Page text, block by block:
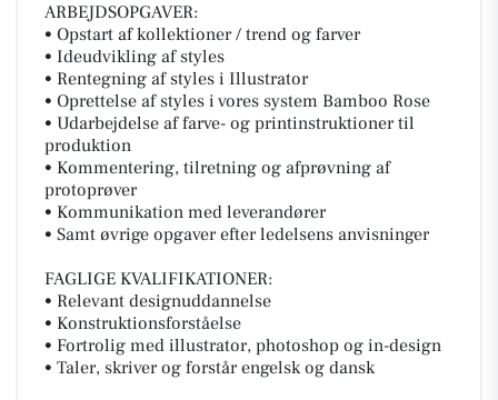
ARBEJDSOPGAVER:
• Opstart af kollektioner / trend og farver
• Ideudvikling af styles
• Rentegning af styles i Illustrator
• Oprettelse af styles i vores system Bamboo Rose
• Udarbejdelse af farve- og printinstruktioner til
produktion
• Kommentering, tilretning og afprøvning af
protoprøver
• Kommunikation med leverandører
• Samt øvrige opgaver efter ledelsens anvisninger
FAGLIGE KVALIFIKATIONER:
• Relevant designuddannelse
• Konstruktionsforståelse
• Fortrolig med illustrator, photoshop og in-design
• Taler, skriver og forstår engelsk og dansk